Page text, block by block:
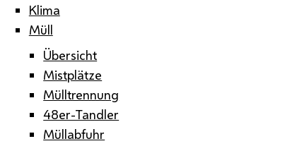
Klima
Müll
Übersicht
Mistplätze
Mülltrennung
48er-Tandler
Müllabfuhr